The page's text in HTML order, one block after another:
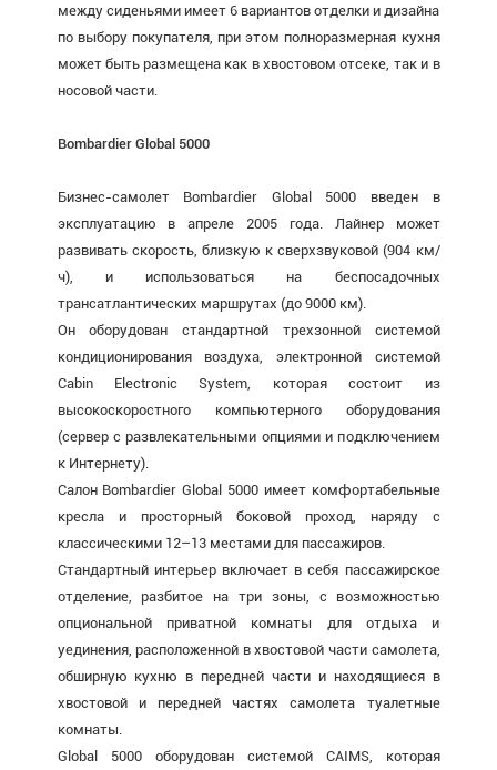
между сиденьями имеет 6 вариантов отделки и дизайна
по выбору покупателя, при этом полноразмерная кухня
может быть размещена как в хвостовом отсеке, так и в
носовой части.
Bombardier Global 5000
Бизнес-самолет Bombardier Global 5000 введен в
эксплуатацию в апреле 2005 года. Лайнер может
развивать скорость, близкую к сверхзвуковой (904 км/
ч), и использоваться на беспосадочных
трансатлантических маршрутах (до 9000 км).
Он оборудован стандартной трехзонной системой
кондиционирования воздуха, электронной системой
Cabin Electronic System, которая состоит из
высокоскоростного компьютерного оборудования
(сервер с развлекательными опциями и подключением
к Интернету).
Салон Bombardier Global 5000 имеет комфортабельные
кресла и просторный боковой проход, наряду с
классическими 12–13 местами для пассажиров.
Стандартный интерьер включает в себя пассажирское
отделение, разбитое на три зоны, с возможностью
опциональной приватной комнаты для отдыха и
уединения, расположенной в хвостовой части самолета,
обширную кухню в передней части и находящиеся в
хвостовой и передней частях самолета туалетные
комнаты.
Global 5000 оборудован системой CAIMS, которая